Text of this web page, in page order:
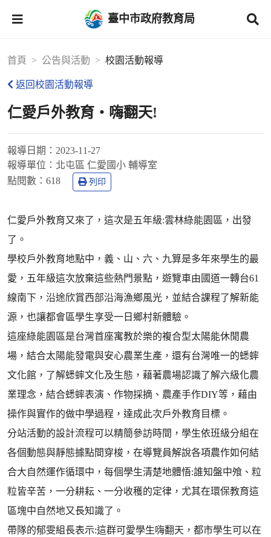
臺中市政府教育局
首頁 公告與活動 校園活動報導
返回校園活動報導
仁愛戶外教育‧嗨翻天!
報導日期： 2023-11-27
報導單位： 北屯區 仁愛國小 輔導室
點閱數： 618 列印
仁愛戶外教育又來了，這次是五年級:雲林綠能園區，出發
了。
學校戶外教育地點中，義、山、六、九算是多年來學生的最
愛，五年級這次放棄這些熱門景點，遊覽車由國道一轉台61
線南下，沿途欣賞西部沿海漁鄉風光，並結合課程了解新能
源，也讓都會區學生享受一日鄉村新體驗。
這座綠能園區是台灣首座寓教於樂的複合型太陽能休閒農
場，結合太陽能發電與安心農業生產，還有台灣唯一的蟋蟀
文化館，了解蟋蟀文化及生態，藉著農場認識了解六級化農
業理念，結合蟋蟀表演、作物採摘、農產手作DIY等，藉由
操作與實作的做中學過程，達成此次戶外教育目標。
分站活動的設計流程可以精簡參訪時間，學生依班級分組在
各個動態與靜態據點間穿梭，在導覽員解說各項農作如何結
合大自然運作循環中，每個學生清楚地體悟:誰知盤中飧、粒
粒皆辛苦，一分耕耘、一分收穫的定律，尤其在環保教育這
區塊中自然地又長知識了。
帶隊的郁雯組長表示:這群可愛學生嗨翻天，都市學生可以在